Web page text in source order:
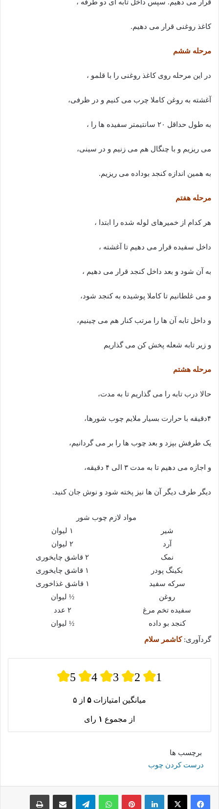
قرار می دهیم. سپس داخل تابه ای دو طرفه ،
کاغذ روغنی قرار می دهیم.
مرحله ششم
در این مرحله روی کاغذ روغنی را با قلمو ،
آغشته به روغن کاملا چرب می کنیم و در ظرفی،
به طول حداقل ۲۰ سانتیمتر سفیده ها را ،
می ریزیم و با چنگال هم می زنیم و در سینی،
به همین اندازه کنجد بوداده می ریزیم.
مرحله هفتم
هر کدام از خمیرهای لوله شده را ابتدا ،
داخل سفیده قرار می دهیم تا آغشته ،
به آن شود و بعد داخل کنجد قرار می دهیم ،
و می غلطانیم تا کاملا پوشیده به کنجد شود،
و داخل تابه آن ها را مرتب کنار هم می چینیم،
و زیر تابه شعله پخش کن می گذاریم
مرحله هشتم
حالا درب تابه را می گذاریم تا به مدت،
۴دقیقه با حرارت بسیار ملایم چوب شورها،
یک طرفش بپزد و بعد چوب ها را بر می گردانیم،
و اجازه می دهیم تا به مدت ۳ الی ۴ دقیقه،
دیگر طرف دیگر آن ها نیز پخته شود و نوش جان کنید.
مواد لازم چوب شور
شیر
۱ لیوان
آرد
۲ لیوان
نمک
۲ قاشق چایخوری
بکینگ پودر
۱ قاشق چایخوری
سرکه سفید
۱ قاشق غذاخوری
روغن
½ لیوان
سفیده تخم مرغ
۲ عدد
کنجد بو داده
½ لیوان
گردآوری:کاشمر سلام
5 4 3 2 1
میانگین امتیازات ۵ از ۵
از مجموع ۱ رای
برچسب ها
درست کردن چوب
لینکدین پینترستواتس آپ تلگرام اشتراک گذاری از طریق ایمیل چاپ